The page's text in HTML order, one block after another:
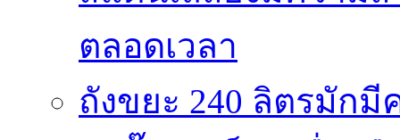
ตลอดเวลา
ถังขยะ 240 ลิตรมัก